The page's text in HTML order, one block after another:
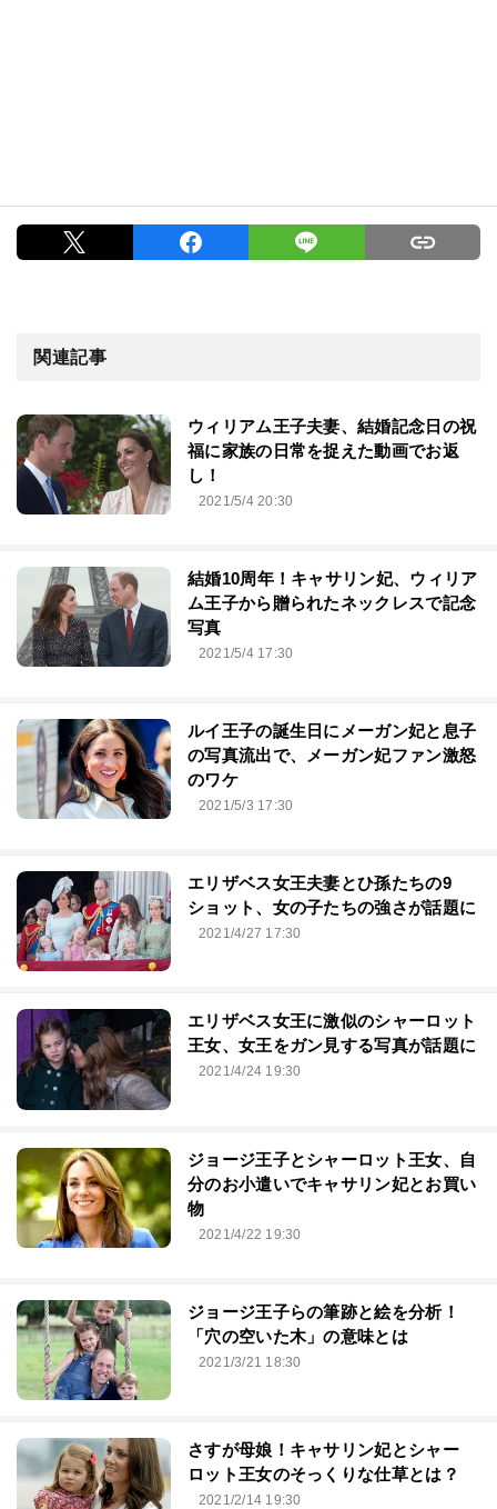
関連記事
ウィリアム王子夫妻、結婚記念日の祝
福に家族の日常を捉えた動画でお返
し！
2021/5/4 20:30
結婚10周年！キャサリン妃、ウィリア
ム王子から贈られたネックレスで記念
写真
2021/5/4 17:30
ルイ王子の誕生日にメーガン妃と息子
の写真流出で、メーガン妃ファン激怒
のワケ
2021/5/3 17:30
エリザベス女王夫妻とひ孫たちの9
ショット、女の子たちの強さが話題に
2021/4/27 17:30
エリザベス女王に激似のシャーロット
王女、女王をガン見する写真が話題に
2021/4/24 19:30
ジョージ王子とシャーロット王女、自
分のお小遣いでキャサリン妃とお買い
物
2021/4/22 19:30
ジョージ王子らの筆跡と絵を分析！
「穴の空いた木」の意味とは
2021/3/21 18:30
さすが母娘！キャサリン妃とシャー
ロット王女のそっくりな仕草とは？
2021/2/14 19:30